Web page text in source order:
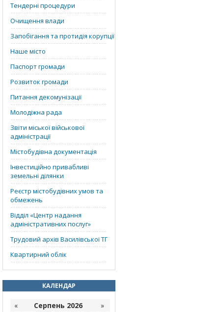
Тендерні процедури
Очищення влади
Запобігання та протидія корупції
Наше місто
Паспорт громади
Розвиток громади
Питання декомунізації
Молодіжна рада
Звіти міської військової
адміністрації
Містобудівна документація
Інвестиційно привабливі
земельні ділянки
Реєстр містобудівних умов та
обмежень
Відділ «‎Центр надання
адміністративних послуг»
Трудовий архів Василівської ТГ
Квартирний облік
КАЛЕНДАР
« Серпень 2026 »